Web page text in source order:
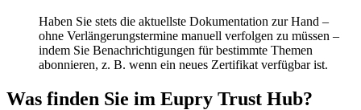
Haben Sie stets die aktuellste Dokumentation zur Hand –
ohne Verlängerungstermine manuell verfolgen zu müssen –
indem Sie Benachrichtigungen für bestimmte Themen
abonnieren, z. B. wenn ein neues Zertifikat verfügbar ist.
Was finden Sie im Eupry Trust Hub?